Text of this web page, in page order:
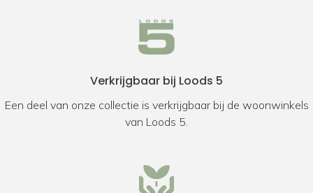
Verkrijgbaar bij Loods 5
Een deel van onze collectie is verkrijgbaar bij de woonwinkels
van Loods 5.